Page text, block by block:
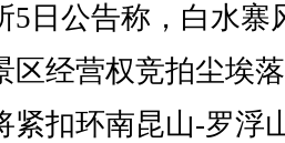
5日公告称，白水寨
区经营权竞拍尘埃
紧扣环南昆山-罗浮